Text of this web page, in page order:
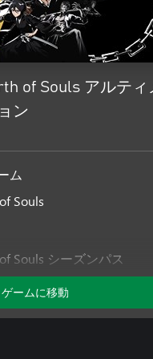
of Souls アルティ
ン
ム
Souls
Souls シーズンパス
Souls - Rebirth of Souls
Souls - 千年血戦篇衣装
ゲームに移動